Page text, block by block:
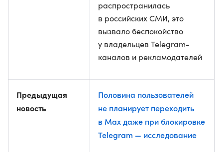
распространилась
в российских СМИ, это
вызвало беспокойство
у владельцев Telegram-
каналов и рекламодателей
Предыдущая
новость
Половина пользователей
не планирует переходить
в Max даже при блокировке
Telegram — исследование